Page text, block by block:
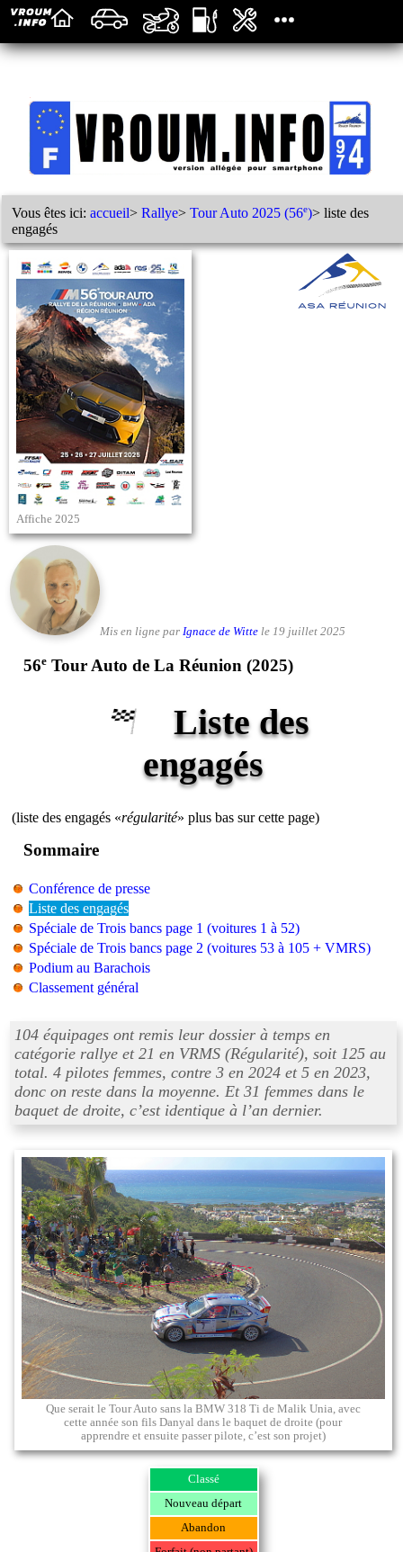
Vous êtes ici:accueil>Rallye>Tour Auto 2025 (56e)> liste des
engagés
Affiche 2025
Mis en ligne par Ignace de Witte le 19 juillet 2025
56e Tour Auto de La Réunion (2025)
Liste des
engagés
(liste des engagés «régularité» plus bas sur cette page)
Sommaire
Conférence de presse
Liste des engagés
Spéciale de Trois bancs page 1 (voitures 1 à 52)
Spéciale de Trois bancs page 2 (voitures 53 à 105 + VMRS)
Podium au Barachois
Classement général
104 équipages ont remis leur dossier à temps en
catégorie rallye et 21 en VRMS (Régularité), soit 125 au
total. 4 pilotes femmes, contre 3 en 2024 et 5 en 2023,
donc on reste dans la moyenne. Et 31 femmes dans le
baquet de droite, c’est identique à l’an dernier.
Que serait le Tour Auto sans la BMW 318 Ti de Malik Unia, avec
cette année son fils Danyal dans le baquet de droite (pour
apprendre et ensuite passer pilote, c’est son projet)
Classé
Nouveau départ
Abandon